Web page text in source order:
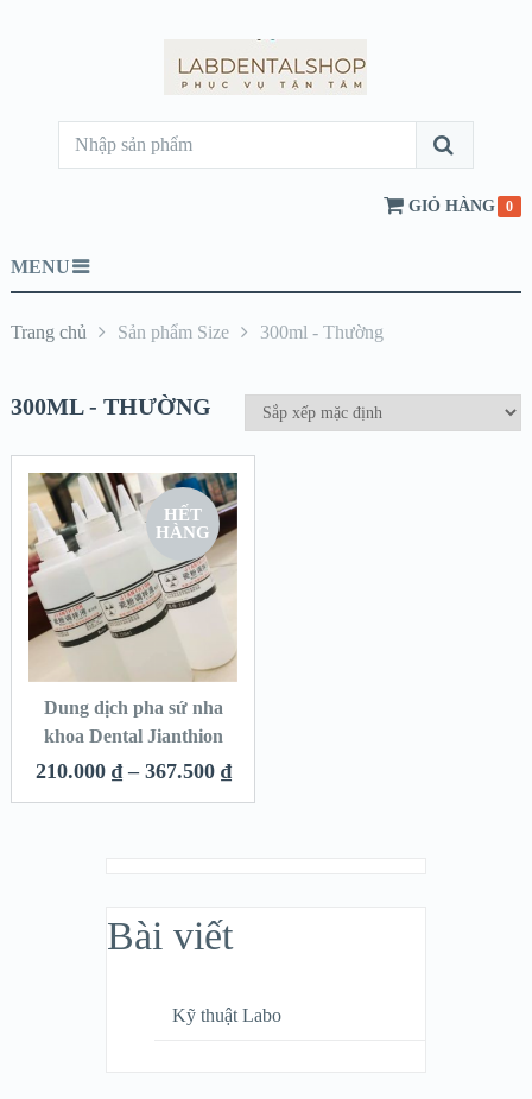
GIỎ HÀNG 0
MENU
Trang chủ Sản phẩm Size 300ml - Thường
300ML - THƯỜNG
HẾT
HÀNG
Dung dịch pha sứ nha
khoa Dental Jianthion
210.000 ₫ – 367.500 ₫
Bài viết
Kỹ thuật Labo